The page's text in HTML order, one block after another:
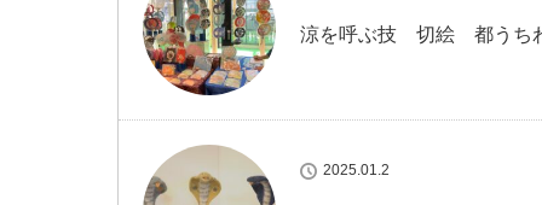
涼を呼ぶ技 切絵 都うち
2025.01.2